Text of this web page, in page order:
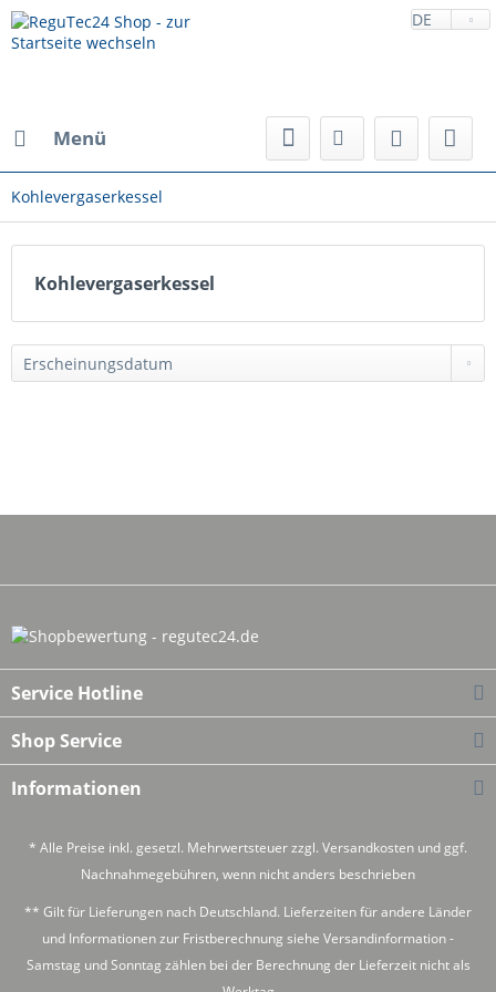
DE
Menü
Kohlevergaserkessel
Kohlevergaserkessel
Service Hotline
Shop Service
Informationen
* Alle Preise inkl. gesetzl. Mehrwertsteuer zzgl. Versandkosten und ggf.
Nachnahmegebühren, wenn nicht anders beschrieben
** Gilt für Lieferungen nach Deutschland. Lieferzeiten für andere Länder
und Informationen zur Fristberechnung siehe Versandinformation-
Samstag und Sonntag zählen bei der Berechnung der Lieferzeit nicht als